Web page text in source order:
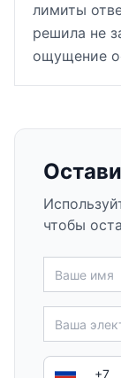
лимиты
решила не
ощущение
чтобы